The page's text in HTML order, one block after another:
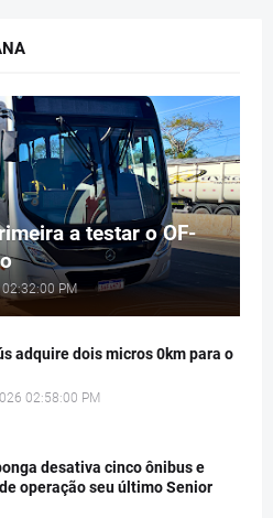
a testar o OF-
PM
adquire dois micros 0km para o
02:58:00 PM
desativa cinco ônibus e
operação seu último Senior